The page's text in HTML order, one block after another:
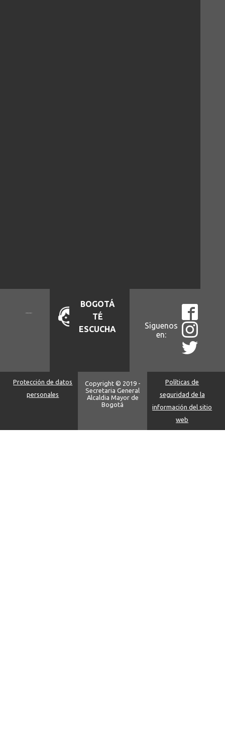
BOGOTÁ
TÉ
ESCUCHA
Siguenos
en:
Protección de datos
personales
Copyright © 2019 -
Secretaria General
Alcaldia Mayor de
Bogotá
Políticas de
seguridad de la
información del sitio
web